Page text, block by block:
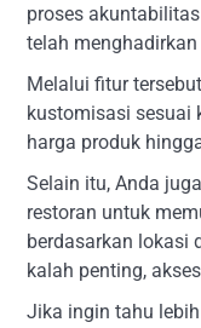
proses
telah
Melalui fitur
kustomisasi sesuai
harga produk
Selain itu, Anda
restoran untuk
berdasarkan lokasi
kalah penting,
Jika ingin tahu